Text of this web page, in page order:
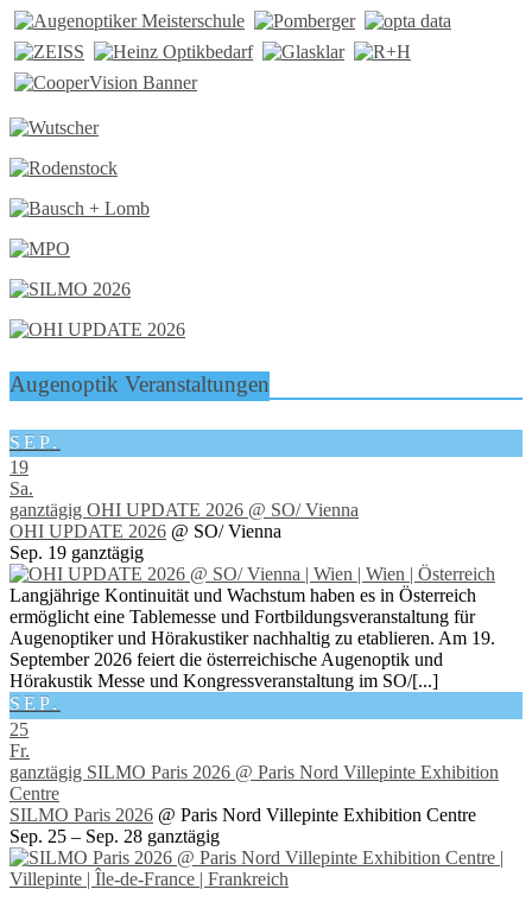
Augenoptik Veranstaltungen
SEP.
19
Sa.
ganztägig OHI UPDATE 2026 @ SO/ Vienna
OHI UPDATE 2026 @ SO/ Vienna
Sep. 19 ganztägig
Langjährige Kontinuität und Wachstum haben es in Österreich
ermöglicht eine Tablemesse und Fortbildungsveranstaltung für
Augenoptiker und Hörakustiker nachhaltig zu etablieren. Am 19.
September 2026 feiert die österreichische Augenoptik und
Hörakustik Messe und Kongressveranstaltung im SO/[...]
SEP.
25
Fr.
ganztägig SILMO Paris 2026 @ Paris Nord Villepinte Exhibition
Centre
SILMO Paris 2026 @ Paris Nord Villepinte Exhibition Centre
Sep. 25 – Sep. 28 ganztägig